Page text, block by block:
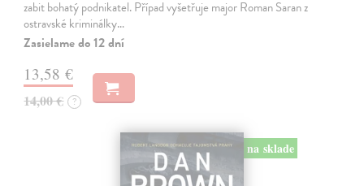
zabit bohatý podnikatel. Případ vyšetřuje major Roman Saran z
ostravské kriminálky…
Zasielame do 12 dní
13,58 €
14,00 € ?
na sklade